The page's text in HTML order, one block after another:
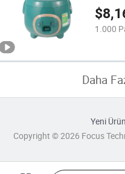
$
1.000
Daha
Yeni
Copyright © 2026 Focus